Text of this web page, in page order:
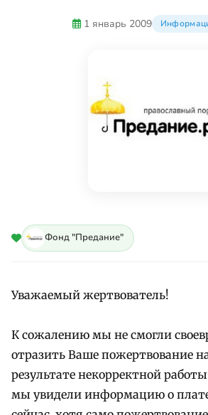
1 январь 2009
Фонд "Предание"
Уважаемый жертвователь!
К сожалению мы не смогли
отразить Ваше пожертвование
результате некорректной
мы увидели информацию о